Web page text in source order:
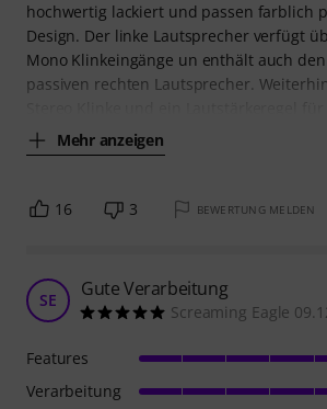
hochwertig lackiert und passen farblich
Design. Der linke Lautsprecher verfügt
Mono Klinkeingänge un enthält auch
passiven rechten Lautsprecher.
Mehr anzeigen
16 3 BEWERTUNG MELDEN
SE Gute Verarbeitung
Screaming Eagle
Features
Verarbeitung